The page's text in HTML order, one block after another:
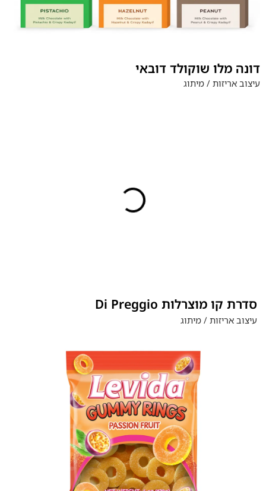
דונה מלו שוקולד דובאי
עיצוב אריזות / מיתוג
Di Preggio סדרת קו מוצרלות
עיצוב אריזות / מיתוג